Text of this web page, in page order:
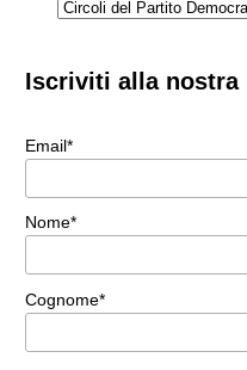
Iscriviti alla
Email*
Nome*
Cognome*